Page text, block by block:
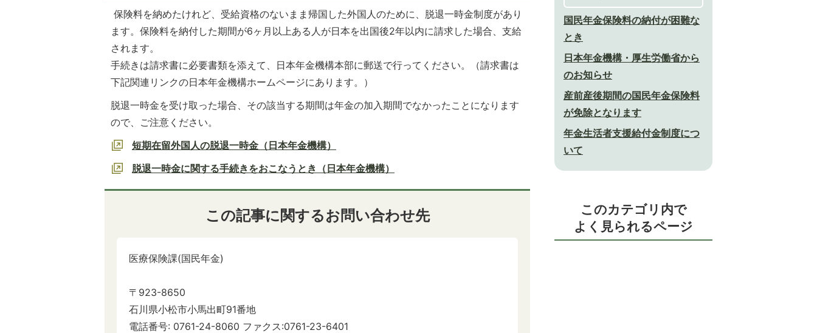
保険料を納めたけれど、受給資格のないまま帰国した外国人のために、脱退一時金制度があり
ます。保険料を納付した期間が6ヶ月以上ある人が日本を出国後2年以内に請求した場合、支給
されます。
手続きは請求書に必要書類を添えて、日本年金機構本部に郵送で行ってください。（請求書は
下記関連リンクの日本年金機構ホームページにあります。）
脱退一時金を受け取った場合、その該当する期間は年金の加入期間でなかったことになります
ので、ご注意ください。
短期在留外国人の脱退一時金（日本年金機構）
脱退一時金に関する手続きをおこなうとき（日本年金機構）
この記事に関するお問い合わせ先
医療保険課(国民年金)
〒923-8650
石川県小松市小馬出町91番地
電話番号: 0761-24-8060 ファクス:0761-23-6401
国民年金保険料の納付が困難な
とき
日本年金機構・厚生労働省から
のお知らせ
産前産後期間の国民年金保険料
が免除となります
年金生活者支援給付金制度につ
いて
このカテゴリ内で
よく見られるページ